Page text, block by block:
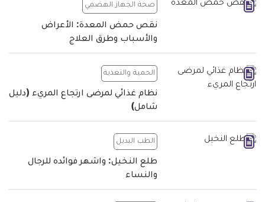
صحة الجهاز الهضمي
نقص حمض المعدة: الأعراض
والأسباب وطرق العلاج
الحمية والتغذية
نظام غذائي لمرضى ارتجاع المريء (دليل
شامل)
الطب البديل
طلع النخيل: واشهر فوائده للرجال
والنساء